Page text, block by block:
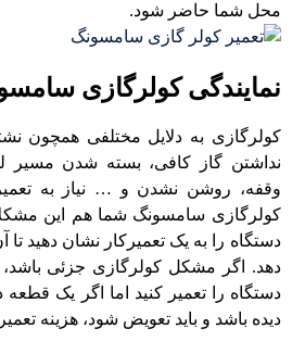
محل شما حاضر شود.
نمایندگی کولرگازی
کولرگازی به دلایل مختلفی همچون
نداشتن گاز کافی، بسته شدن مسیر
وقفه، روشن نشدن و … نیاز به
کولرگازی سامسونگ شما هم این
دستگاه را به یک تعمیرکار نشان دهید تا
دهد. اگر مشکل کولرگازی جزئی باشد،
دستگاه را تعمیر کنید اما اگر یک
دیده باشد و باید تعویض شود، هزینه